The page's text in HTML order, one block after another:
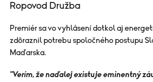
Ropovod Družba
Premiér sa vo vyhlásení dotkol aj
zdôraznil potrebu spoločného postupu
Maďarska.
"Verím, že naďalej existuje eminentný